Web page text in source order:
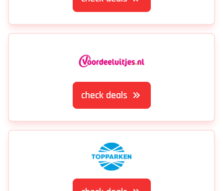
check deals